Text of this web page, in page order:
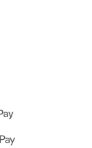
Pay
Google